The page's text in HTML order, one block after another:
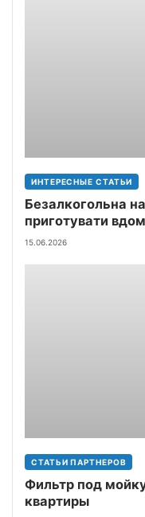
ИНТЕРЕСНЫЕ СТАТЬИ
Безалкогольна
приготувати
15.06.2026
СТАТЬИ ПАРТНЕРОВ
Фильтр под
квартиры